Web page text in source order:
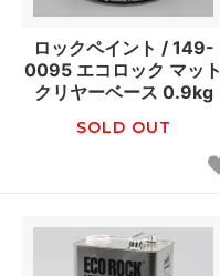
ロックペイント / 149-
0095 エコロック マット
クリヤーベース 0.9kg
SOLD OUT